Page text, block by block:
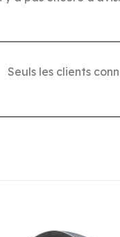
Seuls les clients